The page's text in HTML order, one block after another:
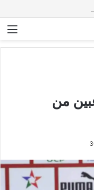
من